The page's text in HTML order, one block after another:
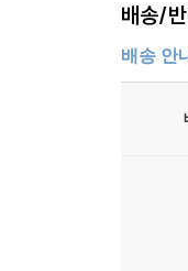
배송/
배송 안